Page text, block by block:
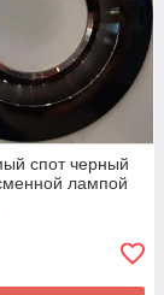
спот черный
лампой